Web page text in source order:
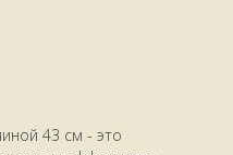
43 см - это